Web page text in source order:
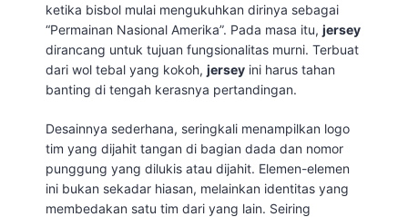
ketika bisbol mulai mengukuhkan dirinya sebagai
“Permainan Nasional Amerika”. Pada masa itu, jersey
dirancang untuk tujuan fungsionalitas murni. Terbuat
dari wol tebal yang kokoh, jersey ini harus tahan
banting di tengah kerasnya pertandingan.
Desainnya sederhana, seringkali menampilkan logo
tim yang dijahit tangan di bagian dada dan nomor
punggung yang dilukis atau dijahit. Elemen-elemen
ini bukan sekadar hiasan, melainkan identitas yang
membedakan satu tim dari yang lain. Seiring